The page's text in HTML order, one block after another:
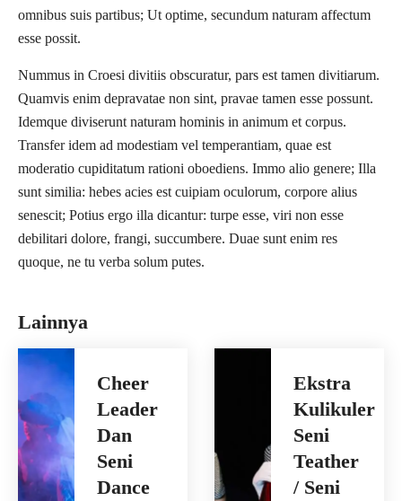
omnibus suis partibus; Ut optime, secundum naturam affectum
esse possit.
Nummus in Croesi divitiis obscuratur, pars est tamen divitiarum.
Quamvis enim depravatae non sint, pravae tamen esse possunt.
Idemque diviserunt naturam hominis in animum et corpus.
Transfer idem ad modestiam vel temperantiam, quae est
moderatio cupiditatum rationi oboediens. Immo alio genere; Illa
sunt similia: hebes acies est cuipiam oculorum, corpore alius
senescit; Potius ergo illa dicantur: turpe esse, viri non esse
debilitari dolore, frangi, succumbere. Duae sunt enim res
quoque, ne tu verba solum putes.
Lainnya
Cheer
Leader
Dan
Seni
Dance
Ekstra
Kulikuler
Seni
Teather
/ Seni